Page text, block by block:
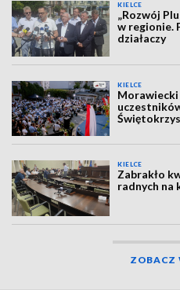
KIELCE
„Rozwój
w regionie.
działaczy
KIELCE
Morawiecki
KIELCE
Zabrakło
radnych na
ZOBACZ